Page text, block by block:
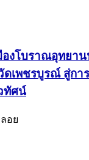
องโบราณอุทยา
ดเพชรบูรณ์ สู่กา
ทัศน์
อย